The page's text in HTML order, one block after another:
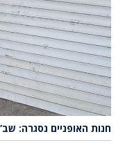
חנות האופניים נסגרה: